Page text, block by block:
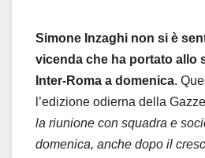
Simone Inzaghi non si è
vicenda che ha portato allo
Inter-Roma a domenica.
l’edizione odierna della
la riunione con squadra e
domenica, anche dopo il